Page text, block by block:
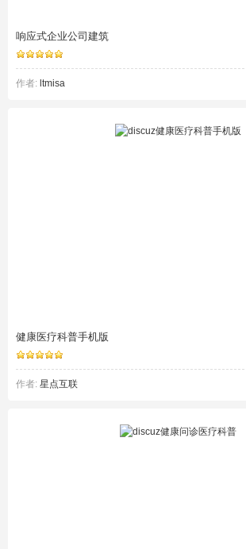
响应式企业公司建筑
作者: ltmisa
健康医疗科普手机版
作者: 星点互联